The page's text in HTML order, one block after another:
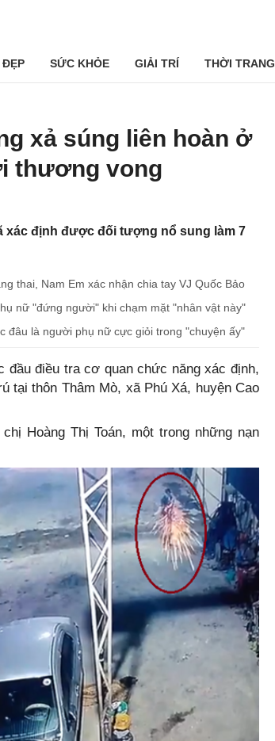
ĐẸP SỨC KHỎE GIẢI TRÍ THỜI TRANG
xả súng liên hoàn ở
thương vong
xác định được đối tượng nổ sung làm 7
thai, Nam Em xác nhận chia tay VJ Quốc Bảo
nữ "đứng người" khi chạm mặt "nhân vật này"
đâu là người phụ nữ cực giỏi trong "chuyện ấy"
điều tra cơ quan chức năng xác định,
tại thôn Thâm Mò, xã Phú Xá, huyện Cao
Hoàng Thị Toán, một trong những nạn